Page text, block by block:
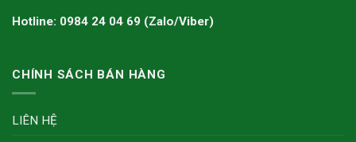
Hotline: 0984 24 04 69 (Zalo/Viber)
CHÍNH SÁCH BÁN HÀNG
LIÊN HỆ